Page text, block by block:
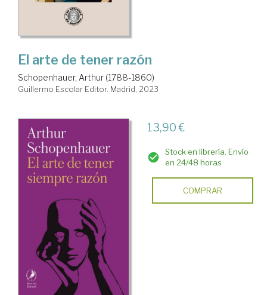
El arte de tener razón
Schopenhauer, Arthur (1788-1860)
Guillermo Escolar Editor. Madrid, 2023
13,90 €
Stock en librería. Envío
en 24/48 horas
COMPRAR